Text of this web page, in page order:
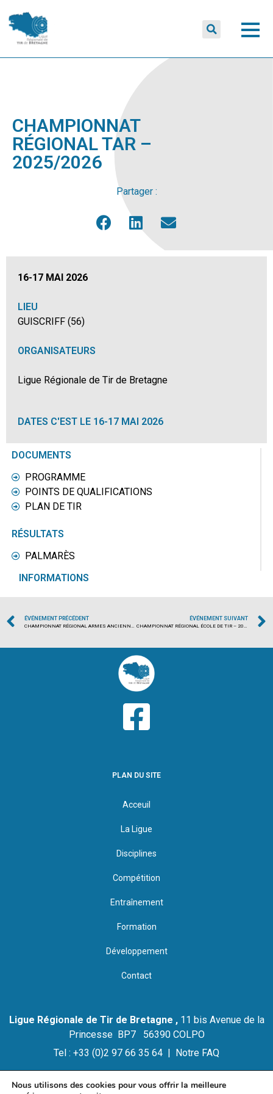
CHAMPIONNAT
RÉGIONAL TAR –
2025/2026
Partager :
16-17 MAI 2026
LIEU
GUISCRIFF (56)
ORGANISATEURS
Ligue Régionale de Tir de Bretagne
DATES C'EST LE 16-17 MAI 2026
DOCUMENTS
PROGRAMME
POINTS DE QUALIFICATIONS
PLAN DE TIR
RÉSULTATS
PALMARÈS
INFORMATIONS
ÉVÉNEMENT PRÉCÉDENT
CHAMPIONNAT RÉGIONAL ARMES ANCIENNES – 2025/2026
ÉVÉNEMENT SUIVANT
CHAMPIONNAT RÉGIONAL ÉCOLE DE TIR – 2025/2026
PLAN DU SITE
Acceuil
La Ligue
Disciplines
Compétition
Entraînement
Formation
Développement
Contact
Ligue Régionale de Tir de Bretagne ,11 bis Avenue de la
Princesse BP7 56390 COLPO
Tel : +33 (0)2 97 66 35 64 |
Notre FAQ
Nous utilisons des cookies pour vous offrir la meilleure